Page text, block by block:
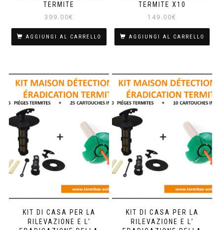
TERMITE
399.00€
AGGIUNGI AL CARRELLO
TERMITE X10
149.00€
AGGIUNGI AL CARRELLO
KIT DI CASA PER LA
RILEVAZIONE E L’
KIT DI CASA PER LA
RILEVAZIONE E L’